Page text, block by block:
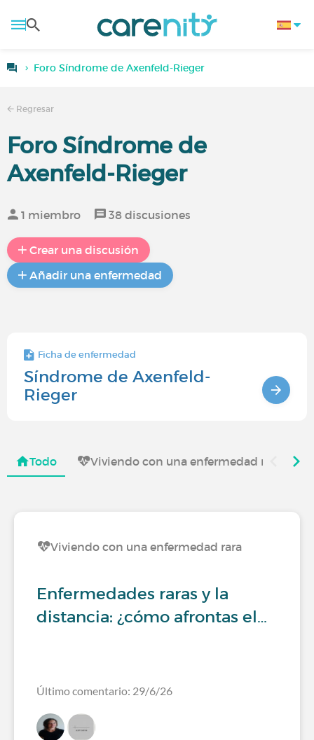
Foro Síndrome de Axenfeld-Rieger
Regresar
Foro Síndrome de
Axenfeld-Rieger
1 miembro 38 discusiones
Crear una discusión
Añadir una enfermedad
Ficha de enfermedad
Síndrome de Axenfeld-
Rieger
Todo Viviendo con una enfermedad rara
Viviendo con una enfermedad rara
Enfermedades raras y la
distancia: ¿cómo afrontas el…
Último comentario: 29/6/26